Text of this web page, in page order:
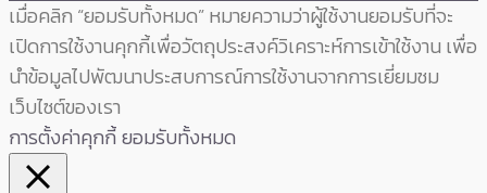
เมื่อคลิก “ยอมรับทั้งหมด” หมายความว่าผู้ใช้งานยอมรับที่จะ
เปิดการใช้งานคุกกี้เพื่อวัตถุประสงค์วิเคราะห์การเข้าใช้งาน เพื่อ
นำข้อมูลไปพัฒนาประสบการณ์การใช้งานจากการเยี่ยมชม
เว็บไซต์ของเรา
การตั้งค่าคุกกี้ยอมรับทั้งหมด